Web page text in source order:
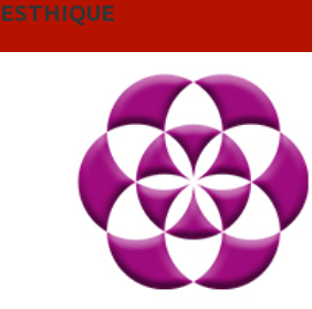
ESTHIQUE